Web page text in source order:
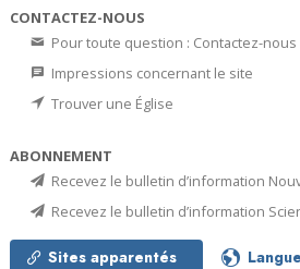
CONTACTEZ-NOUS
Pour toute question : Contactez-nous
Impressions concernant le site
Trouver une Église
ABONNEMENT
Recevez le bulletin d’information
Recevez le bulletin d’information
Sites apparentés Langue